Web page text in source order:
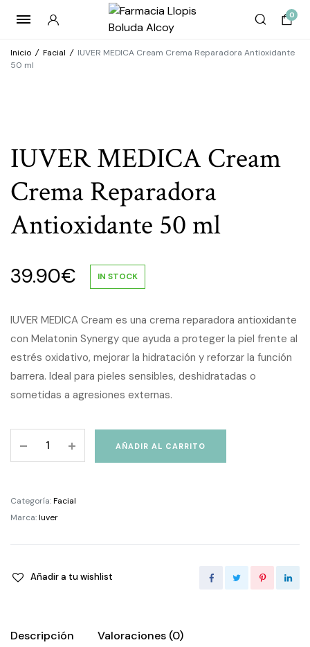
0
Inicio / Facial / IUVER MEDICA Cream Crema Reparadora Antioxidante
50 ml
IUVER MEDICA Cream
Crema Reparadora
Antioxidante 50 ml
39.90€ IN STOCK
IUVER MEDICA Cream es una crema reparadora antioxidante
con Melatonin Synergy que ayuda a proteger la piel frente al
estrés oxidativo, mejorar la hidratación y reforzar la función
barrera. Ideal para pieles sensibles, deshidratadas o
sometidas a agresiones externas.
MEDICA
Reparadora
Antioxidante
quantity
AÑADIR AL CARRITO
Categoría:Facial
Marca:Iuver
Añadir a tu wishlist
Descripción Valoraciones (0)